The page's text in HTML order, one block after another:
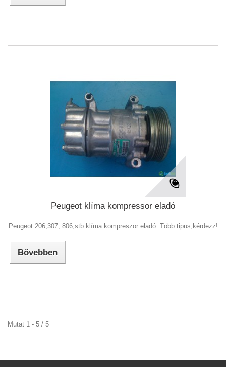
Peugeot klíma kompressor eladó
Peugeot 206,307, 806,stb klíma kompreszor eladó. Több tipus,kérdezz!
Bővebben
Mutat 1 - 5 / 5